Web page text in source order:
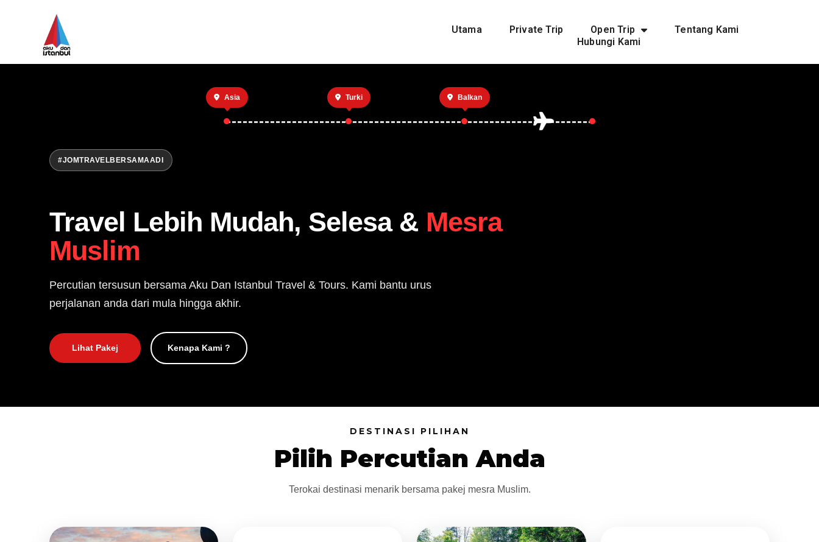
Utama Private Trip Open Trip
Tentang Kami
Hubungi Kami
Asia Turki Balkan
#JOMTRAVELBERSAMAADI
Travel Lebih Mudah, Selesa & Mesra
Muslim
Percutian tersusun bersama Aku Dan Istanbul Travel & Tours. Kami bantu urus
perjalanan anda dari mula hingga akhir.
Lihat Pakej Kenapa Kami ?
DESTINASI PILIHAN
Pilih Percutian Anda
Terokai destinasi menarik bersama pakej mesra Muslim.